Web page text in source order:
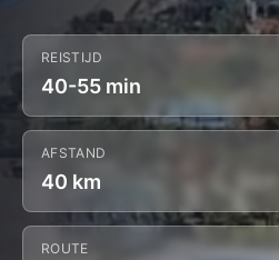
REISTIJD
40-55 min
AFSTAND
40 km
ROUTE